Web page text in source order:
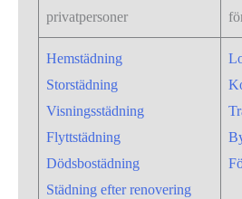
privatpersoner
Hemstädning
Storstädning
Visningsstädning
Flyttstädning
Dödsbostädning
Städning efter renovering